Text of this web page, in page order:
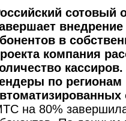
в
компания
по регионам
на 80%